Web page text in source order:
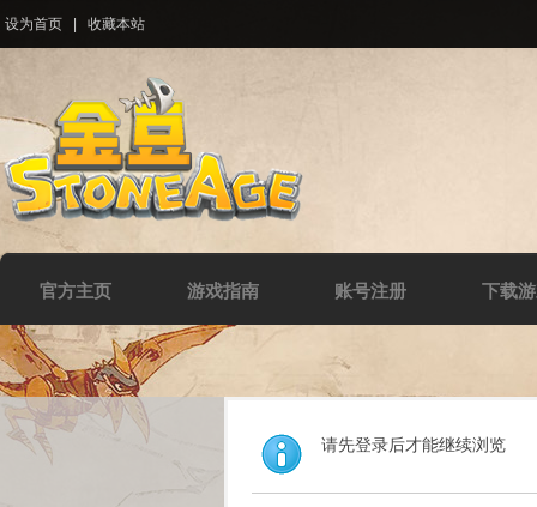
设为首页 收藏本站
官方主页 游戏指南 账号注册 下载
请先登录后才能继续浏览